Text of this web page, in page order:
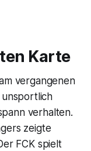
Karte
vergangenen
verhalten.
zeigte
FCK spielt